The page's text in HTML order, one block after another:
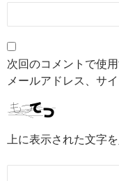
次回のコメントで使
メールアドレス、サ
上に表示された文字